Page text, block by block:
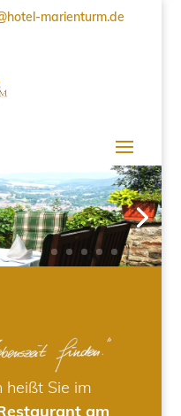
marienturm.de
heißt Sie im
am